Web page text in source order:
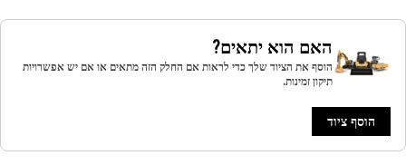
האם הוא יתאים?
הוסף את הציוד שלך כדי לראות אם החלק הזה מתאים או אם יש אפשרויות
תיקון זמינות.
הוסף ציוד